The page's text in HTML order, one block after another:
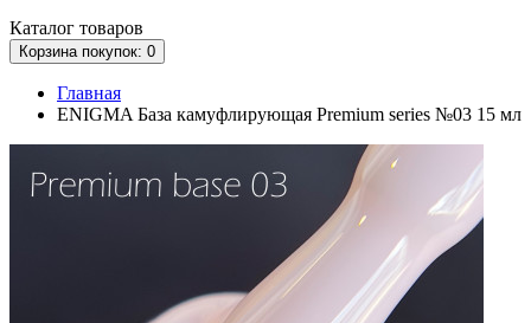
Каталог товаров
Корзинапокупок: 0
Главная
ENIGMA База камуфлирующая Premium series №03 15 мл